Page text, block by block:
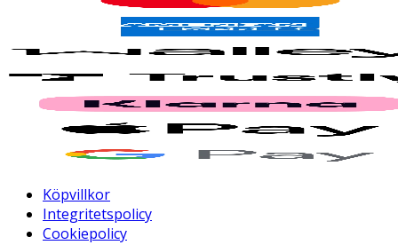
Köpvillkor
Integritetspolicy
Cookiepolicy